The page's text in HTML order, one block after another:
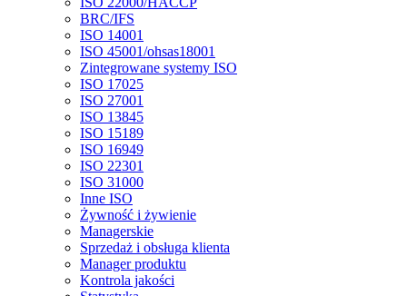
BRC/IFS
ISO 14001
ISO 45001/ohsas18001
Zintegrowane systemy ISO
ISO 17025
ISO 27001
ISO 13845
ISO 15189
ISO 16949
ISO 22301
ISO 31000
Inne ISO
Żywność i żywienie
Managerskie
Sprzedaż i obsługa klienta
Manager produktu
Kontrola jakości